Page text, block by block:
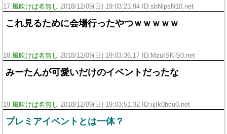
17:風吹けば名無し 2018/12/09(日) 19:03:23.94 ID:sbNlpsN10.net
これ見るために会場行ったやつｗｗｗｗｗ
18:風吹けば名無し 2018/12/09(日) 19:03:36.17 ID:MzuISKlS0.net
みーたんが可愛いだけのイベントだったな
19:風吹けば名無し 2018/12/09(日) 19:03:51.32 ID:ujIk0bcu0.net
プレミアイベントとは一体？